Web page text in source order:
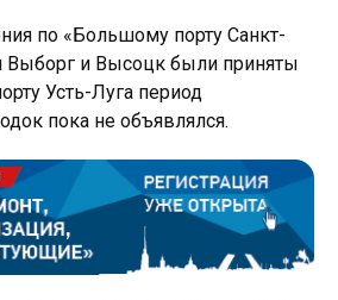
по «Большому порту Санкт-
Выборг и Высоцк были приняты
Усть-Луга период
пока не объявлялся.